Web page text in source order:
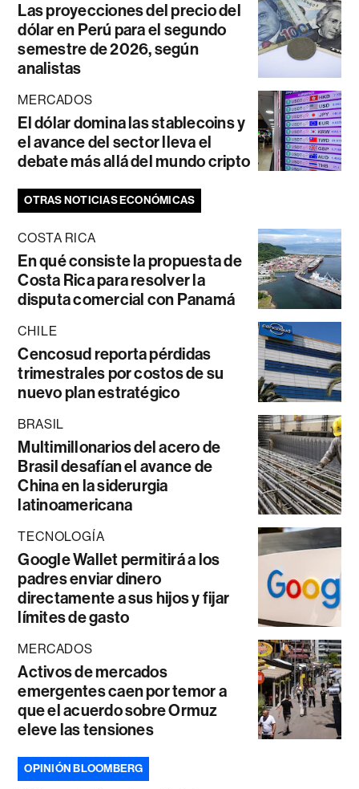
Las proyecciones del precio del
dólar en Perú para el segundo
semestre de 2026, según
analistas
MERCADOS
El dólar domina las stablecoins y
el avance del sector lleva el
debate más allá del mundo cripto
OTRAS NOTICIAS ECONÓMICAS
COSTA RICA
En qué consiste la propuesta de
Costa Rica para resolver la
disputa comercial con Panamá
CHILE
Cencosud reporta pérdidas
trimestrales por costos de su
nuevo plan estratégico
BRASIL
Multimillonarios del acero de
Brasil desafían el avance de
China en la siderurgia
latinoamericana
TECNOLOGÍA
Google Wallet permitirá a los
padres enviar dinero
directamente a sus hijos y fijar
límites de gasto
MERCADOS
Activos de mercados
emergentes caen por temor a
que el acuerdo sobre Ormuz
eleve las tensiones
OPINIÓN BLOOMBERG